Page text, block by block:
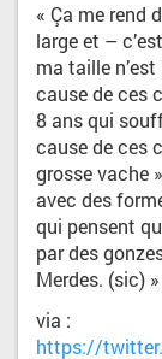
« Ça me rend
large et –
ma taille n’est
cause de ces
8 ans qui
cause de ces
grosse vache
avec des
qui pensent
par des
Merdes. (sic) »
via :
https://